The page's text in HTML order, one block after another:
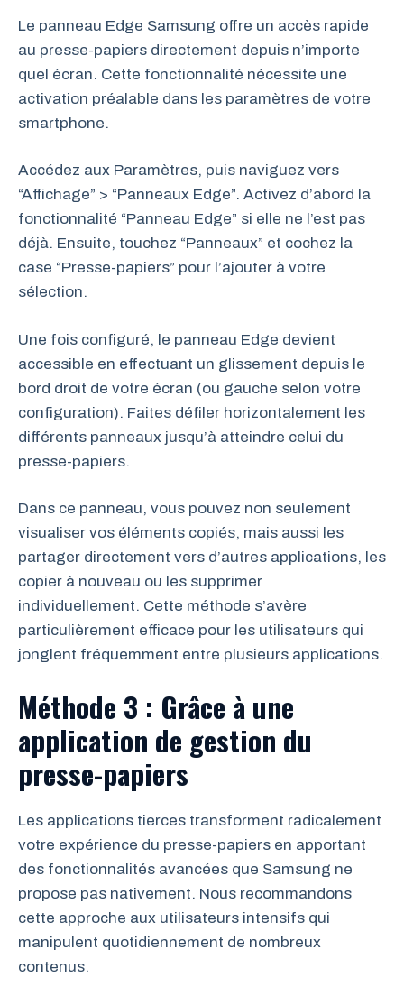
Le panneau Edge Samsung offre un accès rapide
au presse-papiers directement depuis n’importe
quel écran. Cette fonctionnalité nécessite une
activation préalable dans les paramètres de votre
smartphone.
Accédez aux Paramètres, puis naviguez vers
“Affichage” > “Panneaux Edge”. Activez d’abord la
fonctionnalité “Panneau Edge” si elle ne l’est pas
déjà. Ensuite, touchez “Panneaux” et cochez la
case “Presse-papiers” pour l’ajouter à votre
sélection.
Une fois configuré, le panneau Edge devient
accessible en effectuant un glissement depuis le
bord droit de votre écran (ou gauche selon votre
configuration). Faites défiler horizontalement les
différents panneaux jusqu’à atteindre celui du
presse-papiers.
Dans ce panneau, vous pouvez non seulement
visualiser vos éléments copiés, mais aussi les
partager directement vers d’autres applications, les
copier à nouveau ou les supprimer
individuellement. Cette méthode s’avère
particulièrement efficace pour les utilisateurs qui
jonglent fréquemment entre plusieurs applications.
Méthode 3 : Grâce à une
application de gestion du
presse-papiers
Les applications tierces transforment radicalement
votre expérience du presse-papiers en apportant
des fonctionnalités avancées que Samsung ne
propose pas nativement. Nous recommandons
cette approche aux utilisateurs intensifs qui
manipulent quotidiennement de nombreux
contenus.